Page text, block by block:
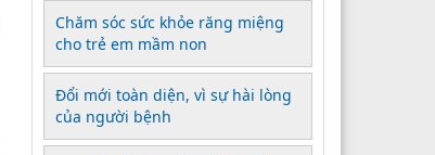
Chăm sóc sức khỏe răng miệng
cho trẻ em mầm non
Đổi mới toàn diện, vì sự hài lòng
của người bệnh